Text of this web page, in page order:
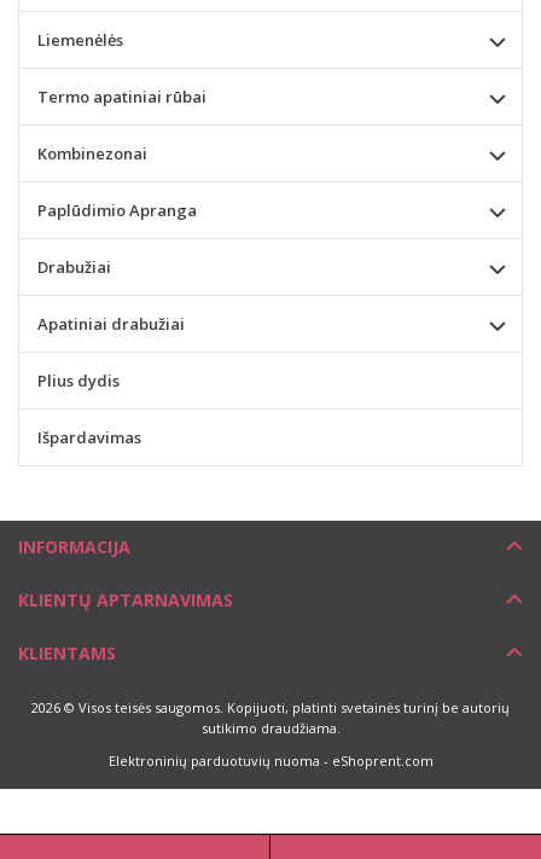
Liemenėlės
Termo apatiniai rūbai
Kombinezonai
Paplūdimio Apranga
Drabužiai
Apatiniai drabužiai
Plius dydis
Išpardavimas
INFORMACIJA
KLIENTŲ APTARNAVIMAS
KLIENTAMS
2026 © Visos teisės saugomos. Kopijuoti, platinti svetainės turinį be autorių
sutikimo draudžiama.
Elektroninių parduotuvių nuoma - eShoprent.com